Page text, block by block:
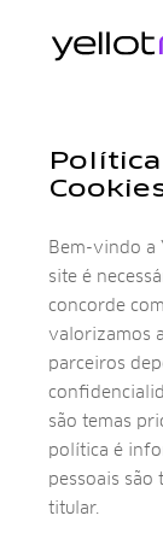
Bem-vindo a
site é
concorde
valorizamos
parceiros
são temas
política é
pessoais são
titular.